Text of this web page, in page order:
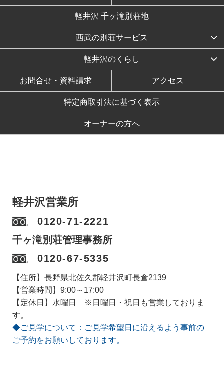
軽井沢 千ヶ滝別荘地
西武の別荘サービス
軽井沢のくらし
お問合せ・資料請求 アクセス
特定商取引法に基づく表示
オーナーの方へ
軽井沢営業所
0120-71-2221
千ヶ滝別荘管理事務所
0120-67-5335
【住所】長野県北佐久郡軽井沢町長倉2139
【営業時間】9:00～17:00
【定休日】水曜日 ※日曜日・祝日も営業しておりま
す。
◆ご見学について：ご見学希望日に沿えるよう事前の
ご予約をお願いしております。